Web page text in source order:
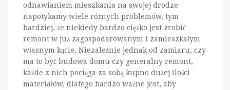
odnawianiem mieszkania na swojej drodze
napotykamy wiele różnych problemów, tym
bardziej, że niekiedy bardzo ciężko jest zrobić
remont w już zagospodarowanym i zamieszkałym
własnym kącie. Niezależnie jednak od zamiaru, czy
ma to być budowa domu czy generalny remont,
każde z nich pociąga za sobą kupno dużej ilości
materiałów, dlatego bardzo ważne jest, aby